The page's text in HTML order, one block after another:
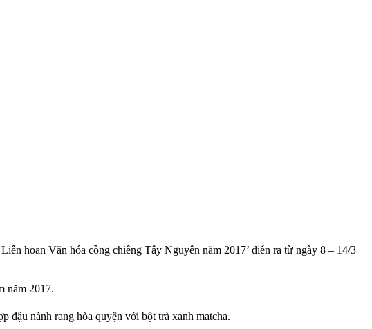
hoan Văn hóa cồng chiêng Tây Nguyên năm 2017’ diễn ra từ ngày 8 – 14/3
năm 2017.
đậu nành rang hòa quyện với bột trà xanh matcha.